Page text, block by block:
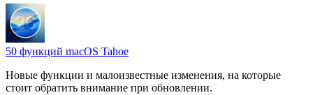
50 функций macOS Tahoe
Новые функции и малоизвестные изменения, на которые
стоит обратить внимание при обновлении.